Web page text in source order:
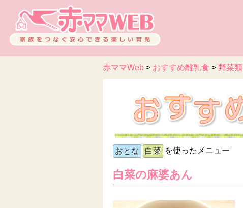
赤ママWeb > おすすめ離乳食 > 野菜類
おとな 白菜 を使ったメニュー
白菜の麻婆あん